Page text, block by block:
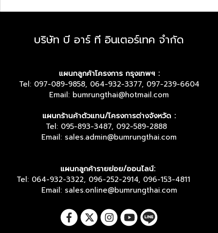
บริษัท บี อาร์ ที อินเตอร์เทค จำกัด
แผนกลูกค้าโครงการ กรุงเทพฯ :
Tel: 097-089-9858, 064-932-3377, 097-239-6604
Email: bumrungthai@hotmail.com
แผนกร้านค้าตัวแทน/โครงการต่างจังหวัด :
Tel: 095-893-3487, 092-589-2888
Email: sales.admin@bumrungthai.com
แผนกลูกค้ารายย่อย/ออนไลน์:
Tel: 064-932-3322, 096-252-2914, 096-153-4811
Email: sales.online@bumrungthai.com